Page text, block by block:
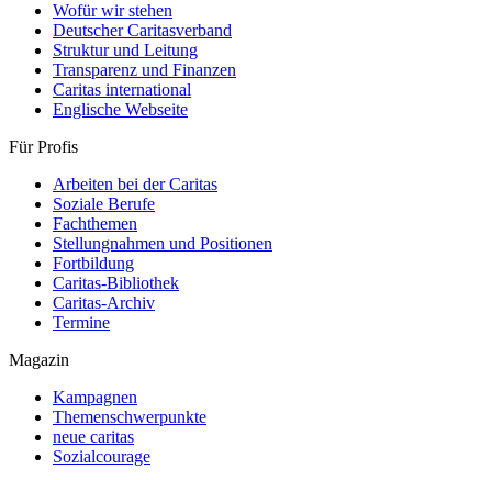
Wofür wir stehen
Deutscher Caritasverband
Struktur und Leitung
Transparenz und Finanzen
Caritas international
Englische Webseite
Für Profis
Arbeiten bei der Caritas
Soziale Berufe
Fachthemen
Stellungnahmen und Positionen
Fortbildung
Caritas-Bibliothek
Caritas-Archiv
Termine
Magazin
Kampagnen
Themenschwerpunkte
neue caritas
Sozialcourage